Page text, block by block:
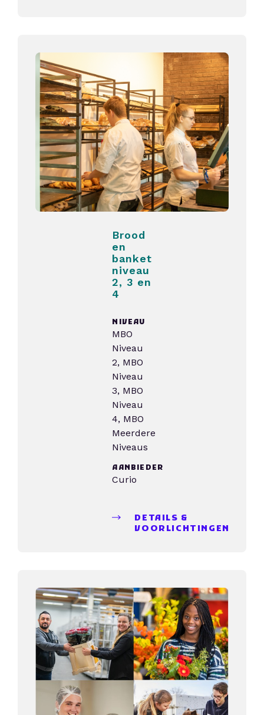
Brood
en
banket
niveau
2, 3 en
4
NIVEAU
MBO
Niveau
2, MBO
Niveau
3, MBO
Niveau
4, MBO
Meerdere
Niveaus
AANBIEDER
Curio
DETAILS &
VOORLICHTINGEN